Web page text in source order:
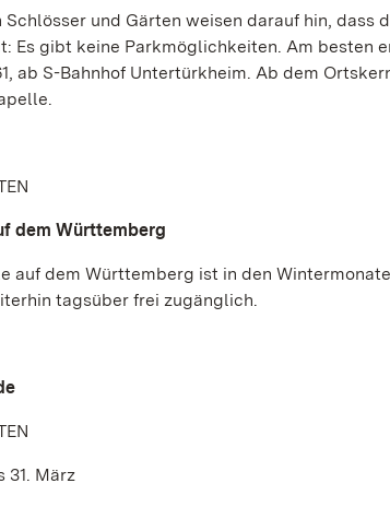
Schlösser und Gärten weisen darauf hin,
Es gibt keine Parkmöglichkeiten. Am besten
ab S-Bahnhof Untertürkheim. Ab dem
dem Württemberg
auf dem Württemberg ist in den
tagsüber frei zugänglich.
31. März